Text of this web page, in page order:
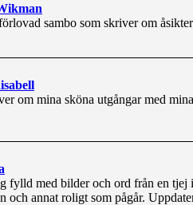
sambo som skriver om
om mina sköna utgångar med
fylld med bilder och ord från en
och annat roligt som pågår.